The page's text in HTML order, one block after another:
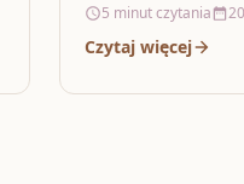
komfort pracy,
dolegliwościom
5 minut czytania
Czytaj więcej